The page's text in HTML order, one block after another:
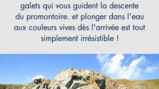
galets qui vous guident la descente
du promontoire. et plonger dans l'eau
aux couleurs vives dès l'arrivée est tout
simplement irrésistible !